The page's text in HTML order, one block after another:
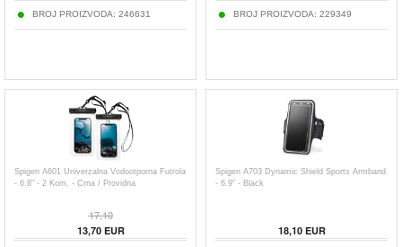
BROJ PROIZVODA: 246631 BROJ PROIZVODA: 229349
Spigen A601 Univerzalna Vodootporna Futrola
- 6.8" - 2 Kom. - Crna / Providna
17,10
13,70EUR
Spigen A703 Dynamic Shield Sports Armband
- 6.9" - Black
18,10EUR